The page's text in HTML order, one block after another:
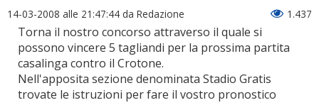
14-03-2008 alle 21:47:44 da Redazione 1.437
Torna il nostro concorso attraverso il quale si
possono vincere 5 tagliandi per la prossima partita
casalinga contro il Crotone.
Nell'apposita sezione denominata Stadio Gratis
trovate le istruzioni per fare il vostro pronostico